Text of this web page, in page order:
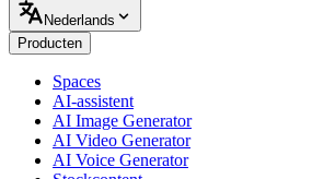
Nederlands
Producten
Spaces
AI-assistent
AI Image Generator
AI Video Generator
AI Voice Generator